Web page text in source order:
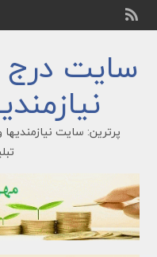
سایت درج
پرترین: سایت